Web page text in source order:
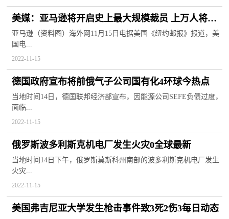
美媒：亚马逊将开启史上最大规模裁员 上万人将被
辞退2世界热文
亚马逊（资料图）海外网11月15日电据美国《纽约邮报》报道，美
国电...
2022-11-15
德国政府宣布将前俄气子公司国有化4环球今热点
当地时间14日，德国联邦经济部宣布，因能源公司SEFE负债过度，
面临...
2022-11-15
俄罗斯波多利斯克机电厂发生火灾0全球最新
当地时间14日下午，俄罗斯莫斯科州南部的波多利斯克机电厂发生
火灾...
2022-11-15
美国弗吉尼亚大学发生枪击事件致3死2伤3每日动态